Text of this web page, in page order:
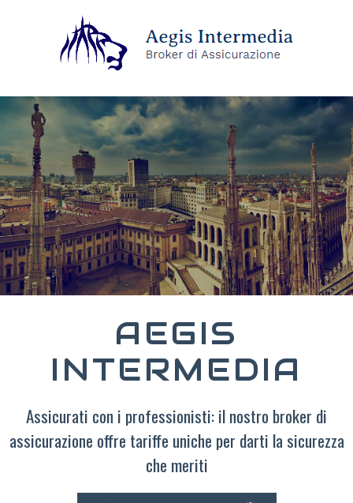
AEGIS
INTERMEDIA
Assicurati con i professionisti: il nostro broker di
assicurazione offre tariffe uniche per darti la sicurezza
che meriti